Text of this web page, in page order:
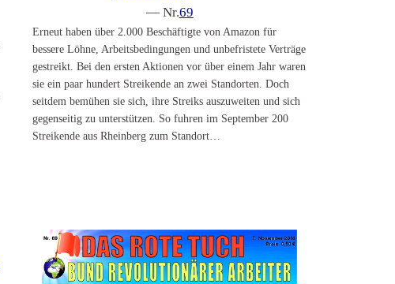
— Nr.69
Erneut haben über 2.000 Beschäftigte von Amazon für
bessere Löhne, Arbeitsbedingungen und unbefristete Verträge
gestreikt. Bei den ersten Aktionen vor über einem Jahr waren
sie ein paar hundert Streikende an zwei Standorten. Doch
seitdem bemühen sie sich, ihre Streiks auszuweiten und sich
gegenseitig zu unterstützen. So fuhren im September 200
Streikende aus Rheinberg zum Standort…